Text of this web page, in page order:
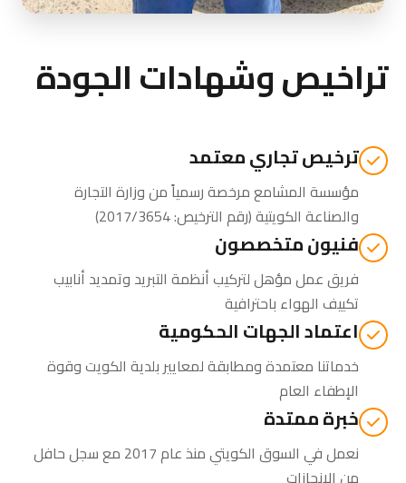
تراخيص وشهادات الجودة
ترخيص تجاري معتمد
مؤسسة المشامع مرخصة رسمياً منوزارة التجارة
والصناعة الكويتية(رقم الترخيص: 2017/3654)
فنيون متخصصون
فريق عمل مؤهل لتركيب أنظمة التبريد وتمديد أنابيب
تكييف الهواء باحترافية
اعتماد الجهات الحكومية
خدماتنا معتمدة ومطابقة لمعايير بلدية الكويت وقوة
الإطفاء العام
خبرة ممتدة
نعمل في السوق الكويتي منذ عام 2017 مع سجل حافل